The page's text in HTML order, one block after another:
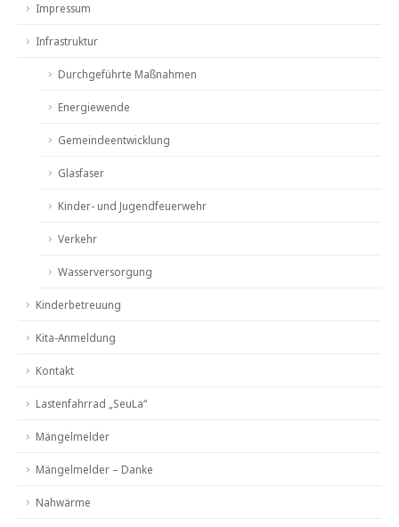
Impressum
Infrastruktur
Durchgeführte Maßnahmen
Energiewende
Gemeindeentwicklung
Glasfaser
Kinder- und Jugendfeuerwehr
Verkehr
Wasserversorgung
Kinderbetreuung
Kita-Anmeldung
Kontakt
Lastenfahrrad „SeuLa“
Mängelmelder
Mängelmelder – Danke
Nahwärme